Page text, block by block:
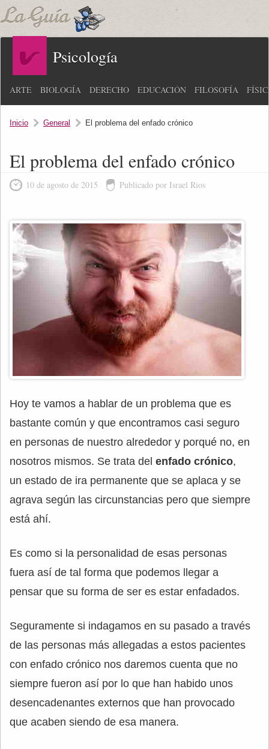
Psicología
ARTE BIOLOGÍA DERECHO EDUCACIÓN FILOSOFÍA
Inicio General El problema del enfado crónico
El problema del enfado crónico
10 de agosto de 2015 Publicado por Israel Rios
Hoy te vamos a hablar de un problema que es
bastante común y que encontramos casi seguro
en personas de nuestro alrededor y porqué no, en
nosotros mismos. Se trata del enfado crónico,
un estado de ira permanente que se aplaca y se
agrava según las circunstancias pero que siempre
está ahí.
Es como si la personalidad de esas personas
fuera así de tal forma que podemos llegar a
pensar que su forma de ser es estar enfadados.
Seguramente si indagamos en su pasado a través
de las personas más allegadas a estos pacientes
con enfado crónico nos daremos cuenta que no
siempre fueron así por lo que han habido unos
desencadenantes externos que han provocado
que acaben siendo de esa manera.